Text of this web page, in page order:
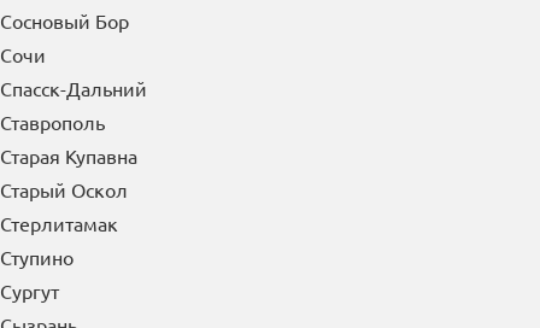
Сосновый Бор
Сочи
Спасск-Дальний
Ставрополь
Старая Купавна
Старый Оскол
Стерлитамак
Ступино
Сургут